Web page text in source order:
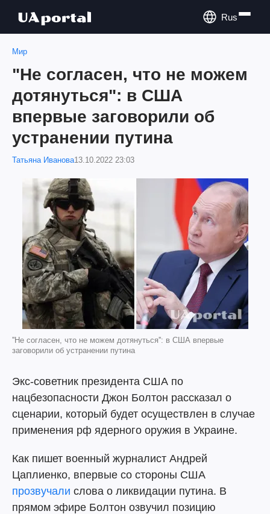
Rus
Мир
"Не согласен, что не можем
дотянуться": в США
впервые заговорили об
устранении путина
Татьяна Иванова13.10.2022 23:03
''Не согласен, что не можем дотянуться'': в США впервые
заговорили об устранении путина
Экс-советник президента США по
нацбезопасности Джон Болтон рассказал о
сценарии, который будет осуществлен в случае
применения рф ядерного оружия в Украине.
Как пишет военный журналист Андрей
Цаплиенко, впервые со стороны США
прозвучали слова о ликвидации путина. В
прямом эфире Болтон озвучил позицию